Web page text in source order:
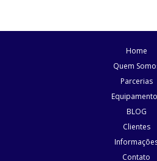
Agitador Magnético Digital com
Agitador Magnético Digital com
Agitador Magnético Digital com
Home
Quem
Parcerias
BLOG
Clientes
Contato